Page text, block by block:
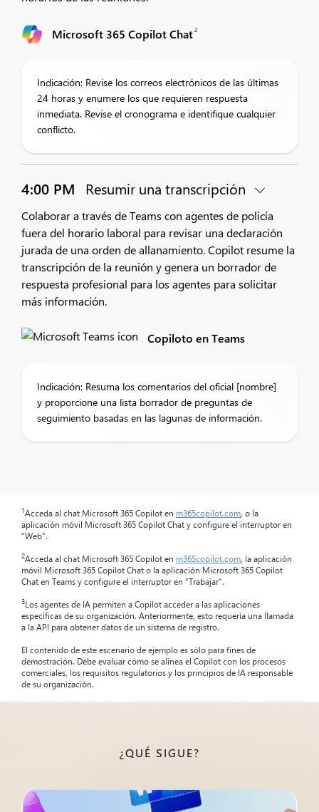
Microsoft 365 Copilot Chat2
Indicación: Revise los correos electrónicos de las últimas
24 horas y enumere los que requieren respuesta
inmediata. Revise el cronograma e identifique cualquier
conflicto.
4:00 PM Resumir una transcripción
Colaborar a través de Teams con agentes de policía
fuera del horario laboral para revisar una declaración
jurada de una orden de allanamiento. Copilot resume la
transcripción de la reunión y genera un borrador de
respuesta profesional para los agentes para solicitar
más información.
Copiloto en Teams
Indicación: Resuma los comentarios del oficial [nombre]
y proporcione una lista borrador de preguntas de
seguimiento basadas en las lagunas de información.
1Acceda al chat Microsoft 365 Copilot en m365copilot.com , o la
aplicación móvil Microsoft 365 Copilot Chat y configure el interruptor en
“Web”.
2Acceda al chat Microsoft 365 Copilot en m365copilot.com , la aplicación
móvil Microsoft 365 Copilot Chat o la aplicación Microsoft 365 Copilot
Chat en Teams y configure el interruptor en “Trabajar”.
3Los agentes de IA permiten a Copilot acceder a las aplicaciones
específicas de su organización. Anteriormente, esto requería una llamada
a la API para obtener datos de un sistema de registro.
El contenido de este escenario de ejemplo es sólo para fines de
demostración. Debe evaluar cómo se alinea el Copilot con los procesos
comerciales, los requisitos regulatorios y los principios de IA responsable
de su organización.
¿QUÉ SIGUE?